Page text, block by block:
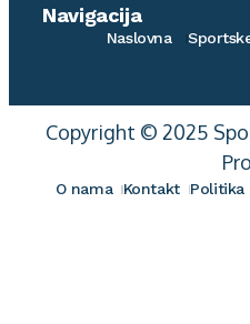
Navigacija
Naslovna
Copyright © 2025
O nama Kontakt Politika